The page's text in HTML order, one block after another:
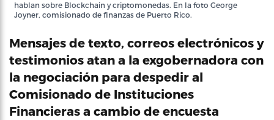
hablan sobre Blockchain y criptomonedas. En la foto George
Joyner, comisionado de finanzas de Puerto Rico.
Mensajes de texto, correos electrónicos y
testimonios atan a la exgobernadora con
la negociación para despedir al
Comisionado de Instituciones
Financieras a cambio de encuesta